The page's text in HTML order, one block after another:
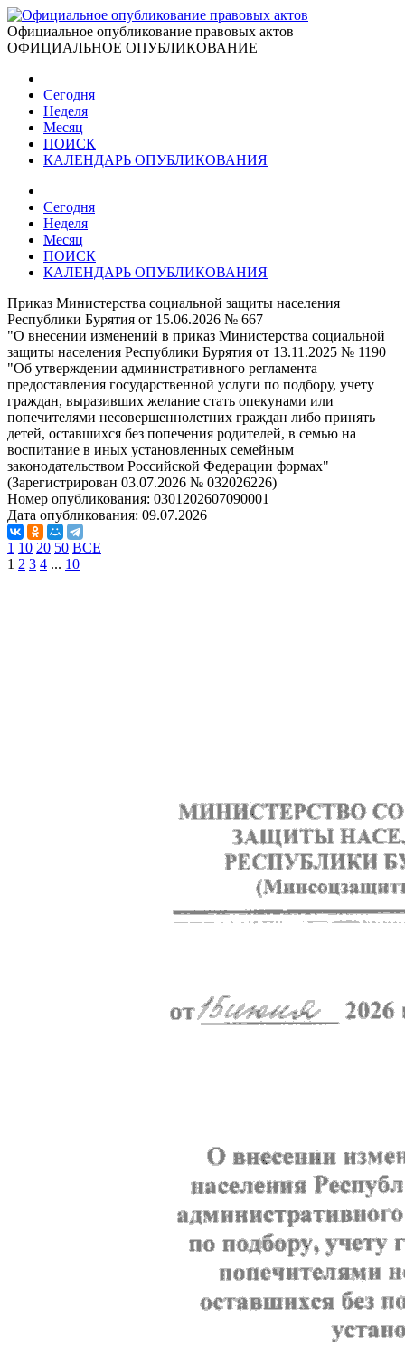
Официальное опубликование правовых актов
ОФИЦИАЛЬНОЕ ОПУБЛИКОВАНИЕ
Сегодня
Неделя
Месяц
ПОИСК
КАЛЕНДАРЬ ОПУБЛИКОВАНИЯ
Сегодня
Неделя
Месяц
ПОИСК
КАЛЕНДАРЬ ОПУБЛИКОВАНИЯ
Приказ Министерства социальной защиты населения
Республики Бурятия от 15.06.2026 № 667
"О внесении изменений в приказ Министерства социальной
защиты населения Республики Бурятия от 13.11.2025 № 1190
"Об утверждении административного регламента
предоставления государственной услуги по подбору, учету
граждан, выразивших желание стать опекунами или
попечителями несовершеннолетних граждан либо принять
детей, оставшихся без попечения родителей, в семью на
воспитание в иных установленных семейным
законодательством Российской Федерации формах"
(Зарегистрирован 03.07.2026 № 032026226)
Номер опубликования: 0301202607090001
Дата опубликования: 09.07.2026
1 10 20 50 ВСЕ
1 2 3 4 ... 10